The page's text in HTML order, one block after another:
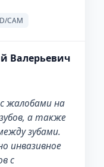
CAM
Валерьевич
жалобами на
а также
зубами.
инвазивное
с